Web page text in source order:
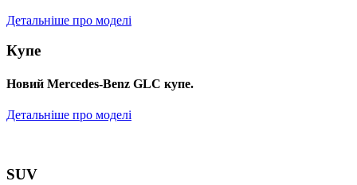
Детальніше про моделі
Купе
Новий Mercedes-Benz GLС купе.
Детальніше про моделі
SUV